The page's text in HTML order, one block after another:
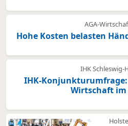
AGA-
Hohe Kosten belasten
IHK Schleswig-
IHK-
Wirtschaft im